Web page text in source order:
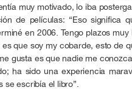
muy motivado, lo iba
de películas: “Eso significa
en 2006. Tengo plazos
que soy my cobarde, esto de
gusta es que nadie me
ha sido una experiencia
se escribía el libro”.